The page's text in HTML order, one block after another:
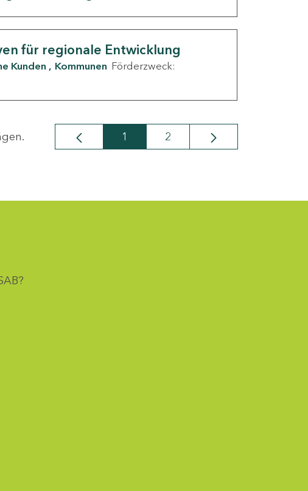
für regionale Entwicklung
Kunden Kommunen Förderzweck:
Seite
1 Seite
2